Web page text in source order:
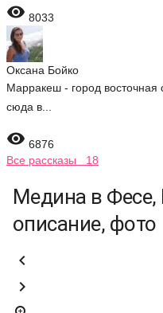
 8033
Оксана Бойко
Марракеш - город восточная
сюда в...
 6876
Все рассказы 18
Медина в
описание, фото

